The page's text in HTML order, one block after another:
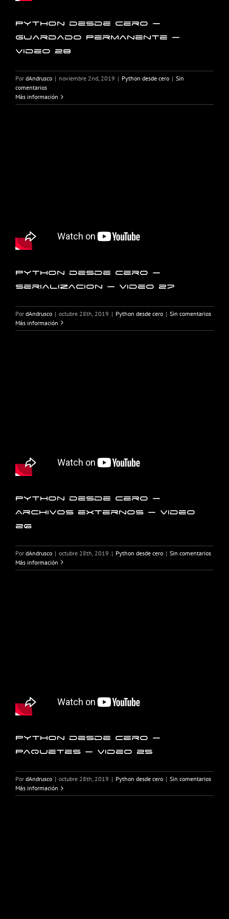
Python desde cero –
Guardado Permanente –
Video 28
Por dAndrusco | noviembre 2nd, 2019 | Python desde cero | Sin
comentarios
Más información
Python desde cero –
Serializacion – Video 27
Por dAndrusco | octubre 28th, 2019 | Python desde cero | Sin comentarios
Más información
Python desde cero –
Archivos externos – Video
26
Por dAndrusco | octubre 28th, 2019 | Python desde cero | Sin comentarios
Más información
Python desde cero –
Paquetes – Video 25
Por dAndrusco | octubre 28th, 2019 | Python desde cero | Sin comentarios
Más información